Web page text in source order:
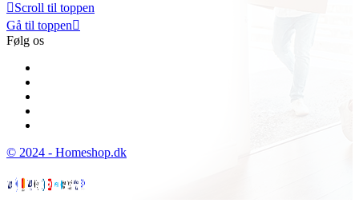
Scroll til toppen
Gå til toppen
Følg os
© 2024 - Homeshop.dk